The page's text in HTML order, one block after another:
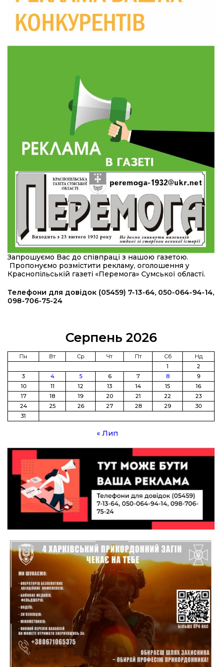
19:29
30 лип
«Все закінчиться, приїду й одружуся…»: Пам’яті
26-річного Захисника Богдана Ємця (ВІДЕО)
20:06
Паливо по 100 грн та ризик дефіциту: чому в
Житлові сертифікати, підготовка до зими та
підтримка ВПО: підсумки засідання виконкому
Краснопільської селищної ради
Валентина Масалітіна: «Нас тримає віра в
Перемогу і повернення додому»
Знову біль… Знову втрата… На щиті
повертається захисник України Богдан Ємець
Обмежено придатний, але безмежно
вмотивований: Як колишній лісівник став асом
артилерії
16:34
24 лип
490 пацієнтів та 15 відвіданих сіл: МБФ
«Альянс громадського здоров’я» підбив
підсумки роботи мобільних клінік у Сумській
області
23 лип
захистити рідну землю: пам’яті Сергія
Балабаєнка (ВІДЕО)
20:36
Нова кав’ярня в Сумах: як родина військового
з Краснопілля відкрила «Лев каву» за грантові
кошти (ВІДЕО)
14:37
21 лип
Захищав кордон до останнього подиху:
пам’яті полеглого прикордонника Олександра
Кичаня (ВІДЕО)
21 лип
Від штанги до «крил»: як спорт і характер
11:19
21 лип
На щиті повертається додому:
Краснопільська громада втратила 27-річного
Захисника Сергія Балабаєнка
19 лип
10:49
19 лип
Інтелектуальні злети та творчі перемоги:
історія успіху випускниці Вікторії Кондратенко
10:40
19 лип
Вірний присязі до останнього подиху:
підтримайте петицію про присвоєння звання
«Герой України» (посмертно) прикордоннику
Олександру Бойку
20:34
17 лип
Кохання попри все: як українці створюють сім’ї
в реаліях 2026 року
Запрошуємо Вас до співпраці з нашою газетою.
Пропонуємо розмістити рекламу, оголошення у
Краснопільській газеті «Перемога» Сумської області.
Телефони для довідок (05459) 7-13-64, 050-064-94-14,
098-706-75-24
Серпень 2026
Пн Вт Ср Чт Пт Сб
Нд
1
2
3
4 5 6 7 8
9
10
11 12 13 14 15
16
17
18 19 20 21 22
23
24
25 26 27 28 29
30
31
« Лип